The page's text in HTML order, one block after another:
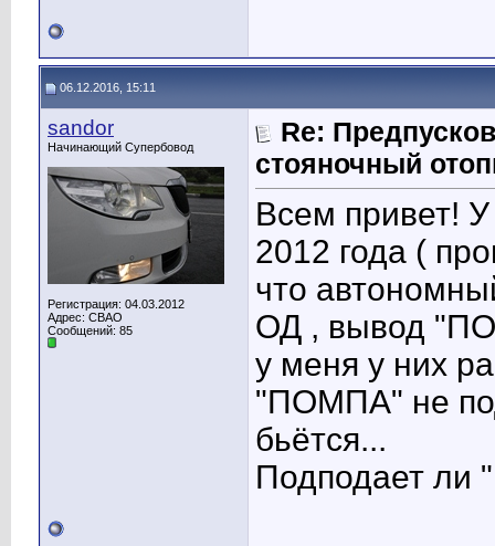
06.12.2016, 15:11
sandor
Начинающий Супербовод
Регистрация: 04.03.2012
Адрес: СВАО
Сообщений: 85
Re:
стояночный
Всем привет!
2012 года (
что
ОД , вывод
у меня у них
"ПОМПА" не
бьётся...
Подподает ли